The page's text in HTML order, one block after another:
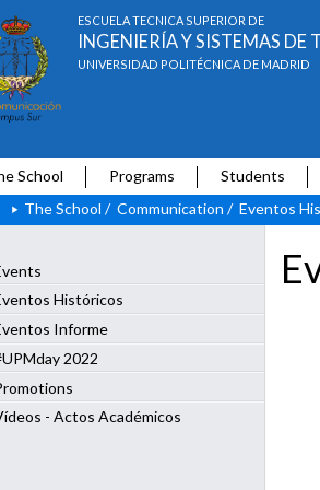
ESCUELA TÉCNICA SUPERIOR DE
INGENIERÍA Y SISTEMAS
UNIVERSIDAD POLITÉCNICA DE MADRID
School Programs
Students
The School / Communication / Eventos
Históricos
Informe
2022
- Actos Académicos